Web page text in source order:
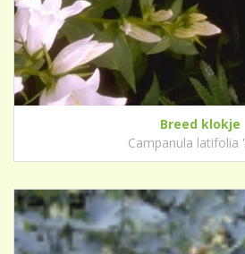
Breed klokje
Campanula latifolia